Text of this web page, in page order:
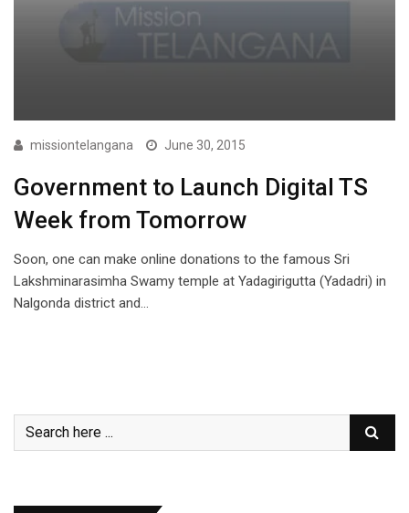
missiontelangana June 30, 2015
Government to Launch Digital TS
Week from Tomorrow
Soon, one can make online donations to the famous Sri
Lakshminarasimha Swamy temple at Yadagirigutta (Yadadri) in
Nalgonda district and…